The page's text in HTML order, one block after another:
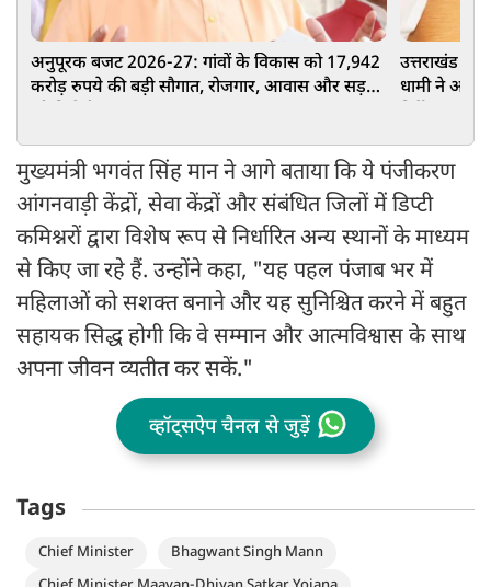
अनुपूरक बजट 2026-27: गांवों के विकास को 17,942
करोड़ रुपये की बड़ी सौगात, रोजगार, आवास और सड़कों
उत्तराखंड में
धामी ने
मुख्यमंत्री भगवंत सिंह मान ने आगे बताया कि ये पंजीकरण
आंगनवाड़ी केंद्रों, सेवा केंद्रों और संबंधित जिलों में डिप्टी
कमिश्नरों द्वारा विशेष रूप से निर्धारित अन्य स्थानों के माध्यम
से किए जा रहे हैं. उन्होंने कहा, "यह पहल पंजाब भर में
महिलाओं को सशक्त बनाने और यह सुनिश्चित करने में बहुत
सहायक सिद्ध होगी कि वे सम्मान और आत्मविश्वास के साथ
अपना जीवन व्यतीत कर सकें."
व्हॉट्सऐप चैनल से जुड़ें
Tags
Chief Minister
Bhagwant Singh Mann